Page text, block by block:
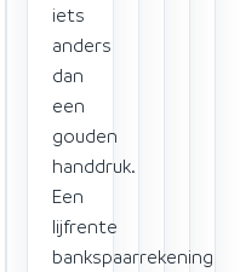
iets
anders
dan
een
gouden
handdruk.
Een
lijfrente
bankspaarrekening